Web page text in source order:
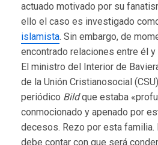
actuado motivado por su
ello el caso es investigado
islamista. Sin embargo, de
encontrado relaciones entre él
El ministro del Interior de
de la Unión Cristianosocial
periódico Bildque estaba
conmocionado y apenado por
decesos. Rezo por esta familia.
debe contar con que será